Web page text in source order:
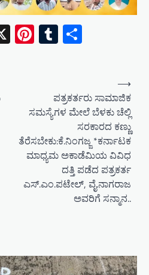
X Pinterest
Tumblr
ಪತ್ರಕರ್ತರು ಸಾಮಾಜಿಕ
ಸಮಸ್ಯೆಗಳ ಮೇಲೆ ಬೆಳಕು ಚೆಲ್ಲಿ
ಸರಕಾರದ ಕಣ್ಣು
ತೆರೆಸಬೇಕು:ಕೆ.ನಿಂಗಜ್ಜ *ಕರ್ನಾಟಕ
ಮಾಧ್ಯಮ ಅಕಾಡೆಮಿಯ ವಿವಿಧ
ದತ್ತಿ ಪಡೆದ ಪತ್ರಕರ್ತ
ಎಸ್.ಎಂ.ಪಟೇಲ್, ವೈ.ನಾಗರಾಜ
ಅವರಿಗೆ ಸನ್ಮಾನ..
⟶